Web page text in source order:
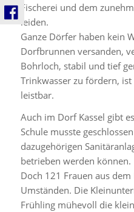
Fischerei und dem
leiden.
Ganze Dörfer haben kein
Dorfbrunnen versanden,
Bohrloch, stabil und tief
Trinkwasser zu fördern,
leistbar.
Auch im Dorf Kassel gibt
Schule musste
dazugehörigen
betrieben werden können.
Doch 121 Frauen aus
Umständen. Die
Frühling mühevoll die